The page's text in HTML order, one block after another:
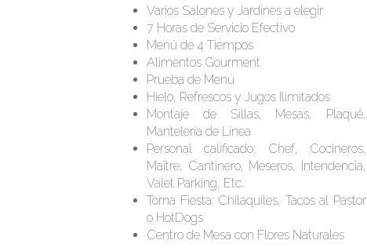
Varios Salones y Jardines a elegir
7 Horas de Servicio Efectivo
Menú de 4 Tiempos
Alimentos Gourment
Prueba de Menú
Hielo, Refrescos y Jugos Ilimitados
Montaje de Sillas, Mesas, Plaqué,
Mantelería de Línea
Personal calificado: Chef, Cocineros,
Maître, Cantinero, Meseros, Intendencia,
Valet Parking, Etc.
Torna Fiesta: Chilaquiles, Tacos al Pastor
o HotDogs
Centro de Mesa con Flores Naturales